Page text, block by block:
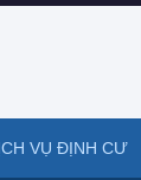
VỤ ĐỊNH CƯ